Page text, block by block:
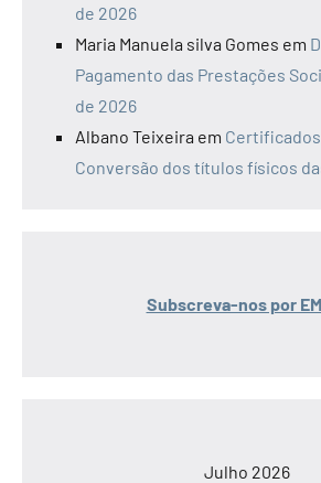
de 2026
Maria Manuela silva Gomes em
Pagamento das Prestações
de 2026
Albano Teixeira em
Conversão dos títulos físicos
Subscreva-nos por
Julho 2026